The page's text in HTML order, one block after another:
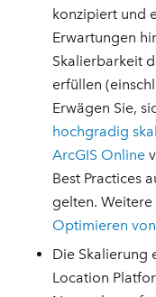
konzipiert und
Erwartungen
Skalierbarkeit
erfüllen
Erwägen Sie,
hochgradig
ArcGIS Online
Best Practices
gelten.
Optimieren
Die Skalierung
Location